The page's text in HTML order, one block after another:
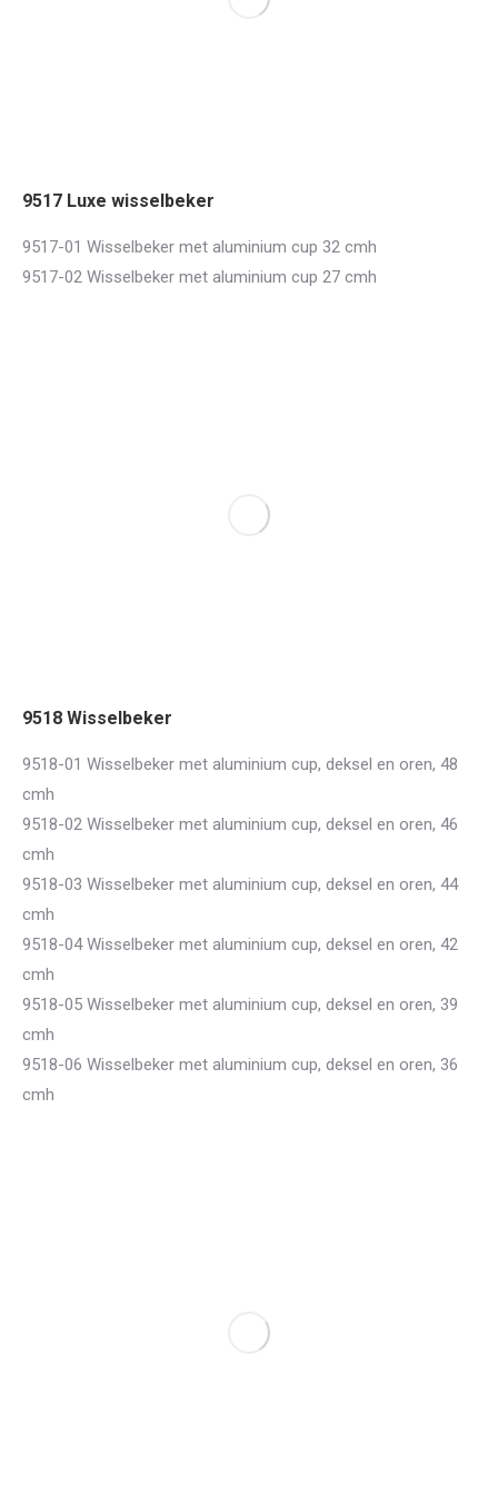
9517 Luxe wisselbeker
9517-01 Wisselbeker met aluminium cup 32 cmh
9517-02 Wisselbeker met aluminium cup 27 cmh
9518 Wisselbeker
9518-01 Wisselbeker met aluminium cup, deksel en oren, 48
cmh
9518-02 Wisselbeker met aluminium cup, deksel en oren, 46
cmh
9518-03 Wisselbeker met aluminium cup, deksel en oren, 44
cmh
9518-04 Wisselbeker met aluminium cup, deksel en oren, 42
cmh
9518-05 Wisselbeker met aluminium cup, deksel en oren, 39
cmh
9518-06 Wisselbeker met aluminium cup, deksel en oren, 36
cmh